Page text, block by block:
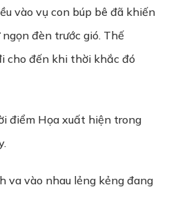
vào vụ con búp bê đã khiến
đèn trước gió. Thế
cho đến khi thời khắc đó
điểm Họa xuất hiện trong
va vào nhau lẻng kẻng đang